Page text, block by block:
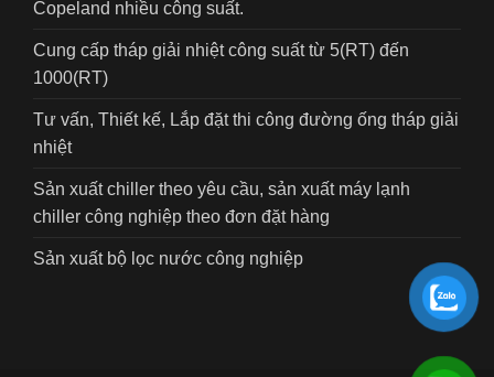
Copeland nhiều công suất.
Cung cấp tháp giải nhiệt công suất từ 5(RT) đến
1000(RT)
Tư vấn, Thiết kế, Lắp đặt thi công đường ống tháp giải
nhiệt
Sản xuất chiller theo yêu cầu, sản xuất máy lạnh
chiller công nghiệp theo đơn đặt hàng
Sản xuất bộ lọc nước công nghiệp